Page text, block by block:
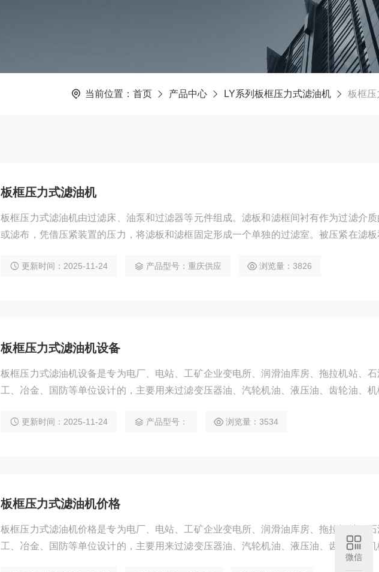
当前位置： 首页 产品中心 LY系列板框压力式滤油机 板框压
板框压力式滤油机
板框压力式滤油机由过滤床、油泵和过滤器等元件组成。滤板和滤框间衬有作为过滤介
或滤布，凭借压紧装置的压力，将滤板和滤框固定形成一个单独的过滤室。被压紧在滤
更新时间：2025-11-24 产品型号：重庆供应 浏览量：3826
板框压力式滤油机设备
板框压力式滤油机设备是专为电厂、电站、工矿企业变电所、润滑油库房、拖拉机站、
工、冶金、国防等单位设计的，主要用来过滤变压器油、汽轮机油、液压油、齿轮油、
更新时间：2025-11-24 产品型号： 浏览量：3534
板框压力式滤油机价格
板框压力式滤油机价格是专为电厂、电站、工矿企业变电所、润滑油库房、拖拉机站、
工、冶金、国防等单位设计的，主要用来过滤变压器油、汽轮机油、液压油、齿轮油、
微信